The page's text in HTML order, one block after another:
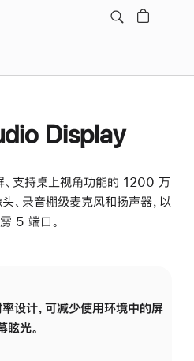
Display
支持桌上视角功能的 1200 万
录音棚级麦克风和扬声器，以
5 端口。
设计，可减少使用环境中的屏
眩光。